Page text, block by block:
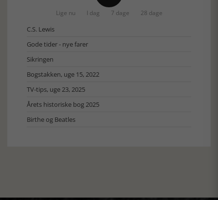
Lige nu I dag 7 dage 28 dage
C.S. Lewis
Gode tider - nye farer
Sikringen
Bogstakken, uge 15, 2022
TV-tips, uge 23, 2025
Årets historiske bog 2025
Birthe og Beatles